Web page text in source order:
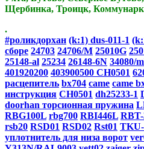
Щербинка, Троицк,
.
#роликдорхан (k:1) dus-011-1
сборе 24703 24706/M 25010G
25148-al 25234 26148-6N 34080/
401920200 403900500 CH0501
расцепитель bx704 came came
инструкция CH0501 dh25233-1
doorhan торсионная пружина
RBG100L rbg700 RBI446L
rsb20 RSD01 RSD02 Rst01 TKU-
уплотнитель для низа ворот